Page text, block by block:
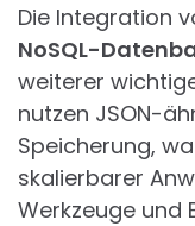
Die Integration
NoSQL-
weiterer
nutzen JSON-
Speicherung,
skalierbarer
Werkzeuge und